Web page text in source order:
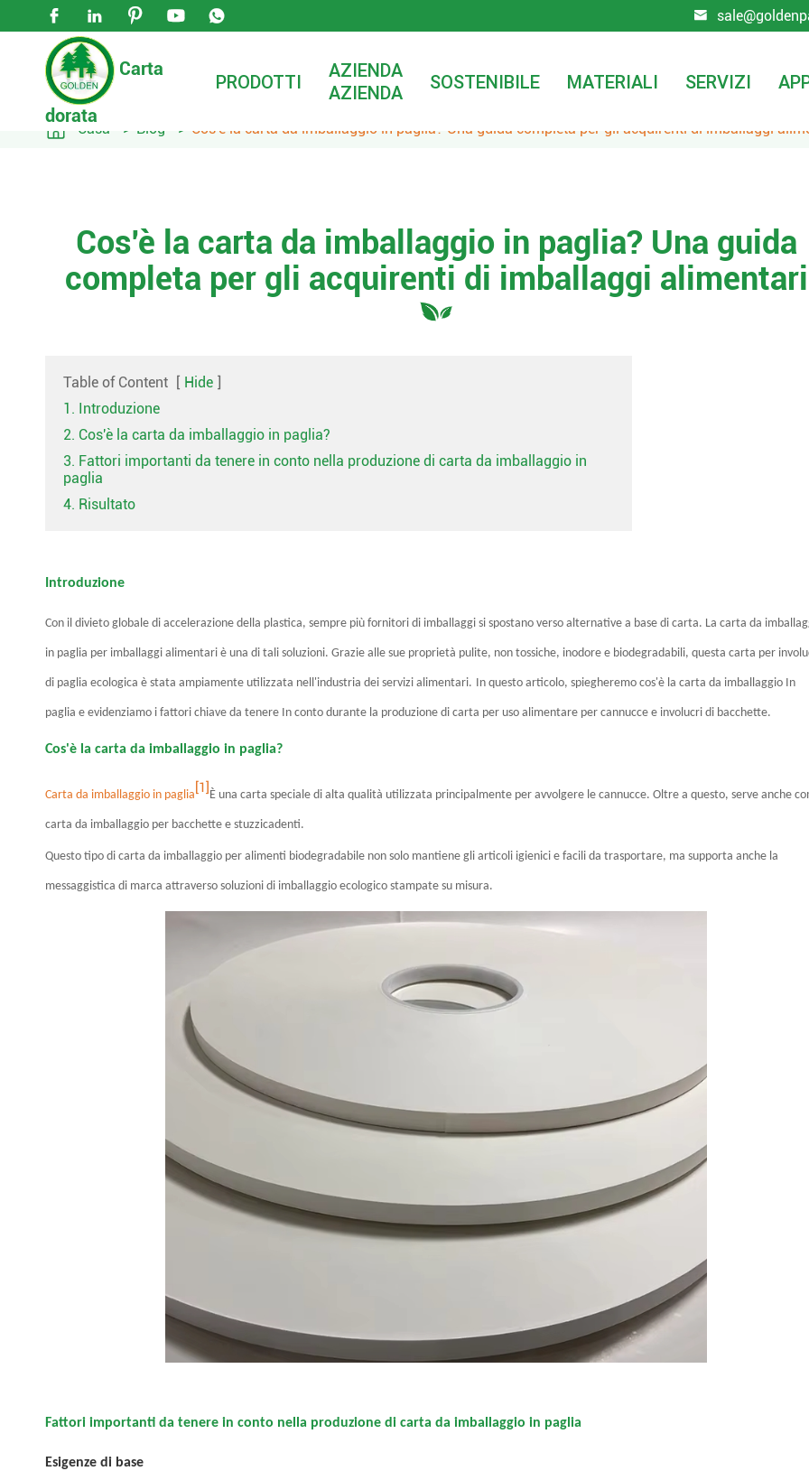
     
Carta
dorata
PRODOTTI
AZIENDA
AZIENDA
SOSTENIBILE MATERIALI SERVIZI
 Casa Blog Cos'è la carta da imballaggio in paglia? Una guida completa per gli acquirenti di imballaggi
Cos'è la carta da imballaggio in paglia? Una guida
completa per gli acquirenti di imballaggi alimentari
Table of Content [ Hide ]
1. Introduzione
2. Cos'è la carta da imballaggio in paglia?
3. Fattori importanti da tenere in conto nella produzione di carta da imballaggio in
paglia
4. Risultato
Introduzione
Con il divieto globale di accelerazione della plastica, sempre più fornitori di imballaggi si spostano verso alternative a base di carta. La carta da
in paglia per imballaggi alimentari è una di tali soluzioni. Grazie alle sue proprietà pulite, non tossiche, inodore e biodegradabili, questa carta per
di paglia ecologica è stata ampiamente utilizzata nell'industria dei servizi alimentari. In questo articolo, spiegheremo cos'è la carta da imballaggio In
paglia e evidenziamo i fattori chiave da tenere In conto durante la produzione di carta per uso alimentare per cannucce e involucri di bacchette.
Cos'è la carta da imballaggio in paglia?
Carta da imballaggio in paglia [1] È una carta speciale di alta qualità utilizzata principalmente per avvolgere le cannucce. Oltre a questo, serve anche
carta da imballaggio per bacchette e stuzzicadenti.
Questo tipo di carta da imballaggio per alimenti biodegradabile non solo mantiene gli articoli igienici e facili da trasportare, ma supporta anche la
messaggistica di marca attraverso soluzioni di imballaggio ecologico stampate su misura.
Fattori importanti da tenere in conto nella produzione di carta da imballaggio in paglia
Esigenze di base